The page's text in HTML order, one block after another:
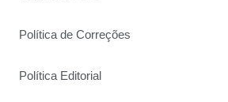
Política de Correções
Política Editorial